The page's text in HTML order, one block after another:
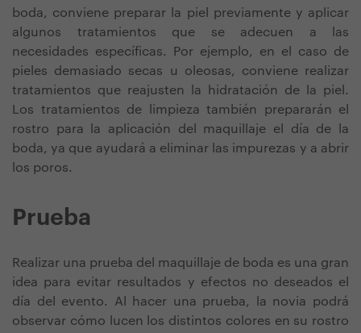
boda, conviene preparar la piel previamente y aplicar
algunos tratamientos que se adecuen a las
necesidades específicas. Por ejemplo, en el caso de
pieles demasiado secas u oleosas, conviene realizar
tratamientos que reajusten la hidratación de la piel.
Los tratamientos de limpieza también prepararán el
rostro para la aplicación del maquillaje el día de la
boda, ya que ayudará a eliminar las impurezas y a abrir
los poros.
Prueba
Realizar una prueba del maquillaje de boda es una gran
idea para evitar resultados y efectos no deseados el
día del evento. Al hacer una prueba, la novia podrá
observar cómo lucen los distintos colores en su rostro